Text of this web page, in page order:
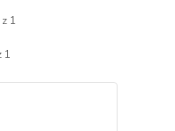
1
1